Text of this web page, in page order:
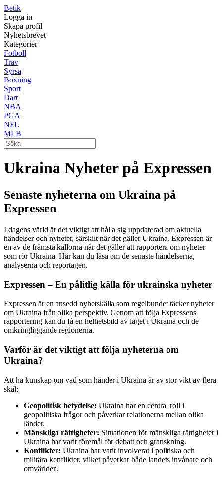
Betik
Logga in
Skapa profil
Nyhetsbrevet
Kategorier
Fotboll
Trav
Syrsa
Boxning
Sport
Dart
NBA
PGA
NFL
MLB
Ukraina Nyheter på Expressen
Senaste nyheterna om Ukraina på
Expressen
I dagens värld är det viktigt att hålla sig uppdaterad om aktuella
händelser och nyheter, särskilt när det gäller Ukraina. Expressen är
en av de främsta källorna när det gäller att rapportera om nyheter
som rör Ukraina. Här kan du läsa om de senaste händelserna,
analyserna och reportagen.
Expressen – En pålitlig källa för ukrainska nyheter
Expressen är en ansedd nyhetskälla som regelbundet täcker nyheter
om Ukraina från olika perspektiv. Genom att följa Expressens
rapportering kan du få en helhetsbild av läget i Ukraina och de
omkringliggande regionerna.
Varför är det viktigt att följa nyheterna om
Ukraina?
Att ha kunskap om vad som händer i Ukraina är av stor vikt av flera
skäl:
Geopolitisk betydelse: Ukraina har en central roll i
geopolitiska frågor och påverkar relationerna mellan olika
länder.
Mänskliga rättigheter: Situationen för mänskliga rättigheter i
Ukraina har varit föremål för debatt och granskning.
Konflikter: Ukraina har varit involverat i politiska och
militära konflikter, vilket påverkar både landets invånare och
omvärlden.